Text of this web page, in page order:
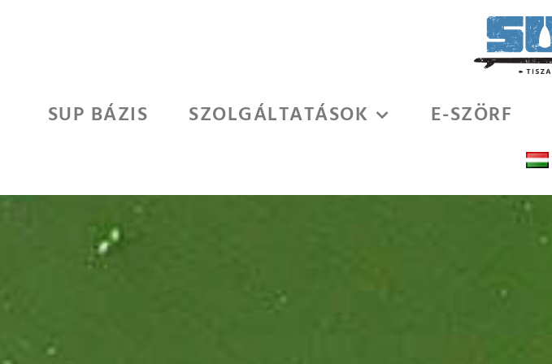
SUP BÁZIS SZOLGÁLTATÁSOK E-SZÖRF